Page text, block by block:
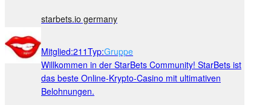
starbets.io germany
Mitglied:211Typ:Gruppe
Willkommen in der StarBets Community! StarBets ist
das beste Online-Krypto-Casino mit ultimativen
Belohnungen.